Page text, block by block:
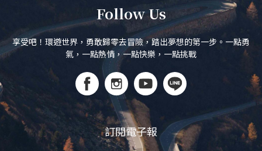
Follow Us
享受吧！環遊世界，勇敢歸零去冒險，踏出夢想的第一步。一點勇
氣，一點熱情，一點快樂，一點挑戰
訂閱電子報